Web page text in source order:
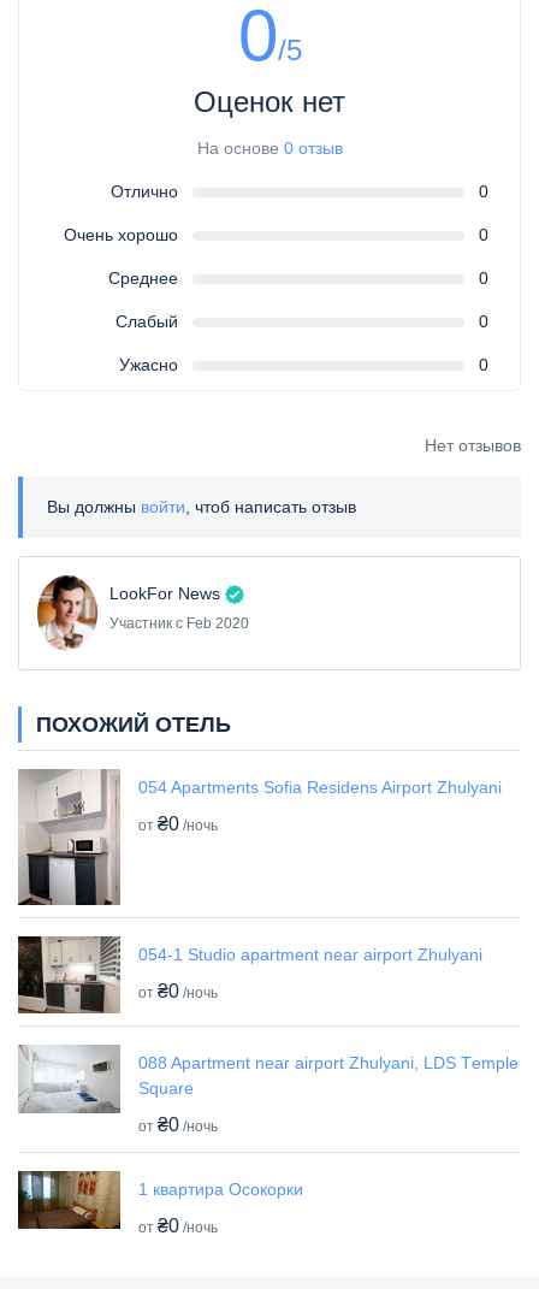
0/5
Оценок нет
На основе 0 отзыв
Отлично 0
Очень хорошо 0
Среднее 0
Слабый 0
Ужасно 0
Нет отзывов
Вы должны войти , чтоб написать отзыв
LookFor News
Участник с Feb 2020
ПОХОЖИЙ ОТЕЛЬ
054 Apartments Sofia Residens Airport Zhulyani
от ₴0 /ночь
054-1 Studio apartment near airport Zhulyani
от ₴0 /ночь
088 Apartment near airport Zhulyani, LDS Tеmple
Square
от ₴0 /ночь
1 квартира Осокорки
от ₴0 /ночь